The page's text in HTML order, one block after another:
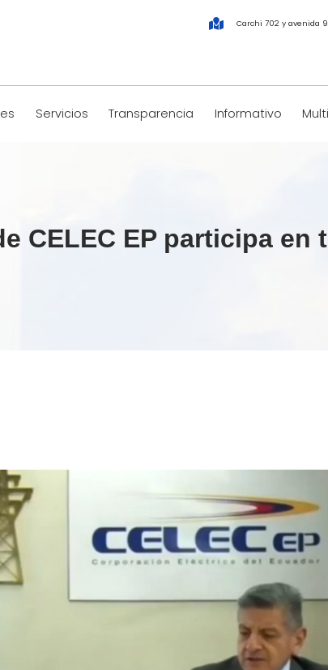
Carchi 702 y avenida
Servicios Transparencia Informativo
CELEC EP participa